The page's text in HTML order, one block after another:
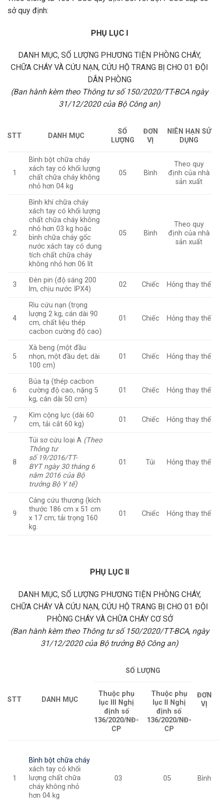
sở quy định:
PHỤ LỤC I
DANH MỤC, SỐ LƯỢNG PHƯƠNG TIỆN PHÒNG CHÁY,
CHỮA CHÁY VÀ CỨU NẠN, CỨU HỘ TRANG BỊ CHO 01 ĐỘI
DÂN PHÒNG
(Ban hành kèm theo Thông tư số 150/2020/TT-BCA ngày
31/12/2020 của Bộ Công an)
STT DANH MỤC
SỐ
LƯỢNG
ĐƠN
VỊ
NIÊN HẠN SỬ
DỤNG
1
Bình bột chữa cháy
xách tay có khối lượng
chất chữa cháy không
nhỏ hơn 04 kg
05 Bình
Theo quy
định của nhà
sản xuất
2
Bình khí chữa cháy
xách tay có khối lượng
chất chữa cháy không
nhỏ hơn 03 kg hoặc
bình chữa cháy gốc
nước xách tay có dung
tích chất chữa cháy
không nhỏ hơn 06 lít
05 Bình
Theo quy
định của nhà
sản xuất
3
Đèn pin (độ sáng 200
lm, chịu nước IPX4)
02 Chiếc Hỏng thay thế
4
Rìu cứu nạn (trọng
lượng 2 kg, cán dài 90
cm, chất liệu thép
cacbon cường độ cao)
01 Chiếc Hỏng thay thế
5
Xà beng (một đầu
nhọn, một đầu dẹt; dài
100 cm)
01 Chiếc Hỏng thay thế
6
Búa tạ (thép cacbon
cường độ cao, nặng 5
kg, cán dài 50 cm)
01 Chiếc Hỏng thay thế
7
Kìm cộng lực (dài 60
cm, tải cắt 60 kg)
01 Chiếc Hỏng thay thế
8
Túi sơ cứu loại A (Theo
Thông tư
số 19/2016/TT-
BYT ngày 30 tháng 6
năm 2016 của Bộ
trưởng Bộ Y tế)
01 Túi Hỏng thay thế
9
Cáng cứu thương (kích
thước 186 cm x 51 cm
x 17 cm; tải trọng 160
kg.
01 Chiếc Hỏng thay thế
PHỤ LỤC II
DANH MỤC, SỐ LƯỢNG PHƯƠNG TIỆN PHÒNG CHÁY,
CHỮA CHÁY VÀ CỨU NẠN, CỨU HỘ TRANG BỊ CHO 01 ĐỘI
PHÒNG CHÁY VÀ CHỮA CHÁY CƠ SỞ
(Ban hành kèm theo Thông tư số 150/2020/TT-BCA, ngày
31/12/2020 của Bộ trưởng Bộ Công an)
STT DANH MỤC
SỐ LƯỢNG
ĐƠN
VỊ
Thuộc phụ
lục III Nghị
định số
136/2020/NĐ-
CP
Thuộc phụ
lục II Nghị
định số
136/2020/NĐ-
CP
1
Bình bột chữa cháy
xách tay có khối
lượng chất chữa
cháy không nhỏ
hơn 04 kg
03 05 Bình